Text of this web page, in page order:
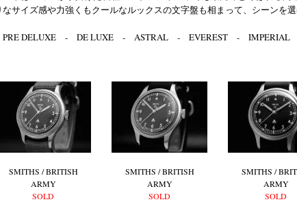
なサイズ感や力強くもクールなルックスの文字盤も相まって、シーンを
PRE DELUXE - DE LUXE - ASTRAL - EVEREST - IMPERIAL
SMITHS / BRITISH
ARMY
SOLD
SMITHS / BRITISH
ARMY
SOLD
SMITHS /
ARMY
SOLD